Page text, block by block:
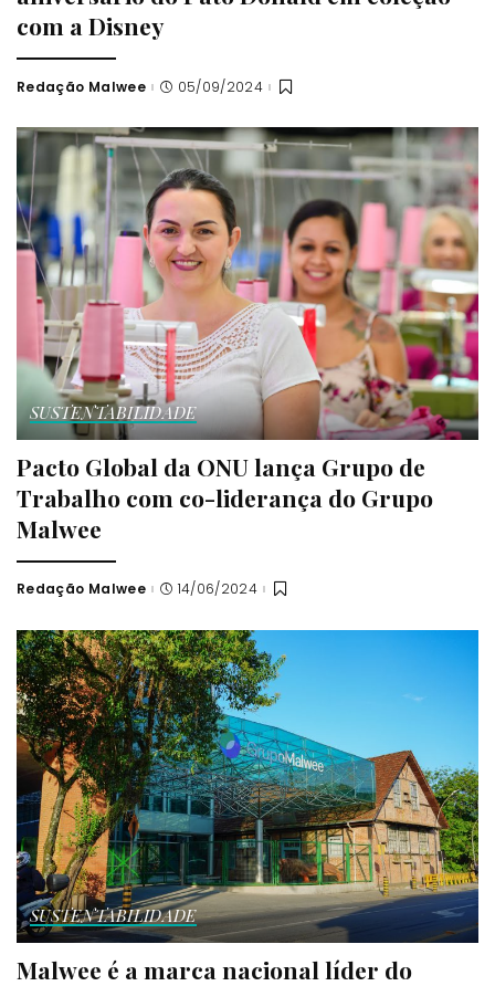
com a Disney
Posted
Redação Malwee 05/09/2024
SUSTENTABILIDADE
Pacto Global da ONU lança Grupo de
Trabalho com co-liderança do Grupo
Malwee
Posted
Redação Malwee 14/06/2024
SUSTENTABILIDADE
Malwee é a marca nacional líder do